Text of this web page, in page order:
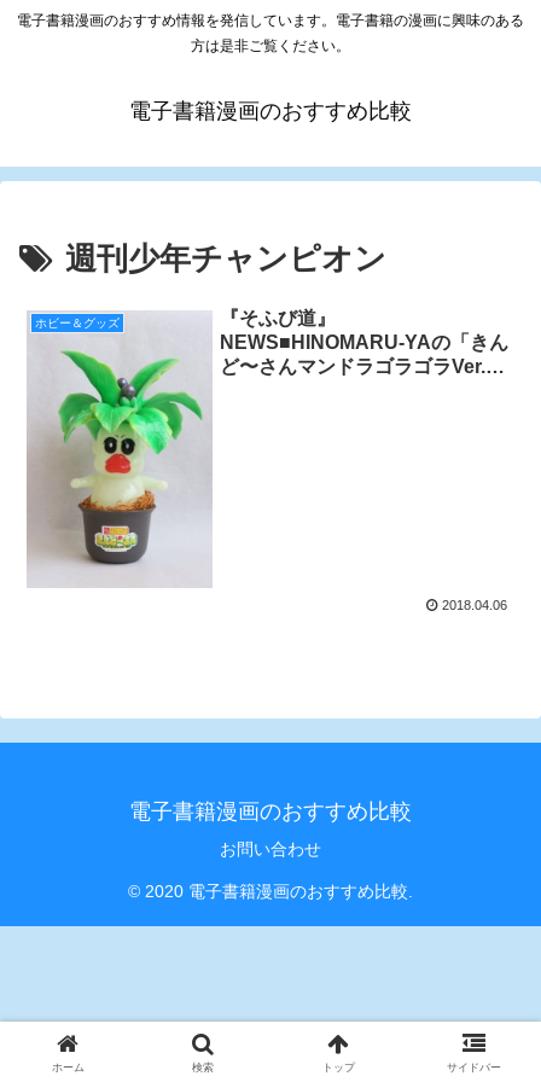
電子書籍漫画のおすすめ情報を発信しています。電子書籍の漫画に興味のある
方は是非ご覧ください。
電子書籍漫画のおすすめ比較
週刊少年チャンピオン
ホビー＆グッズ
『そふび道』
NEWS■HINOMARU-YAの「きん
ど〜さんマンドラゴラゴラVer.
2018.04.06
電子書籍漫画のおすすめ比較
お問い合わせ
© 2020 電子書籍漫画のおすすめ比較.
ホーム 検索 トップ サイドバー